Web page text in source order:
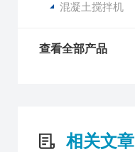
混凝土搅拌机
查看全部产品
相关文章